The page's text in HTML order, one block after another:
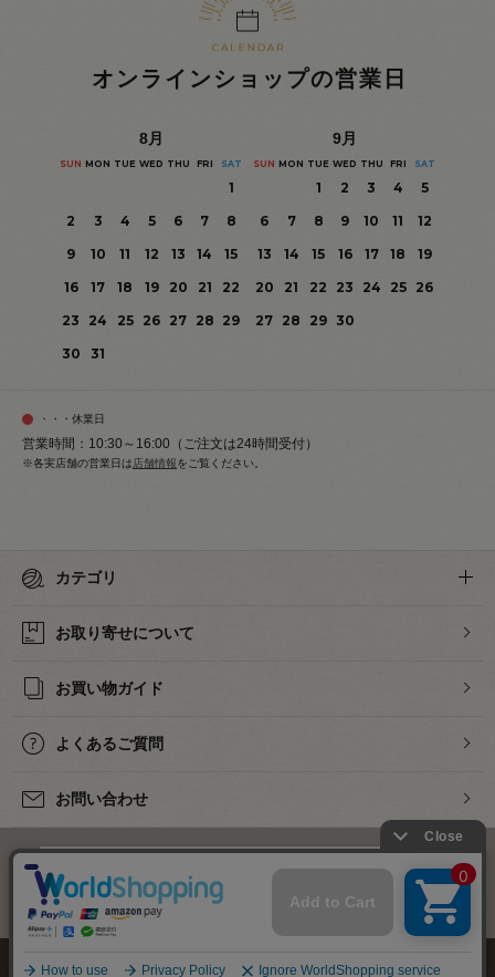
オンラインショップの営業日
8月
SUN MON TUE WED THU FRI SAT
1
2
3 4 5 6 7
8
9
10 11 12 13 14
15
16
17 18 19 20 21
22
23
24 25 26 27 28 29
30
31
9月
SUN MON TUE WED THU FRI SAT
1 2 3 4
5
6
7 8 9 10 11
12
13
14 15 16 17 18
19
20
21 22 23 24 25
26
27 28 29 30
・・・休業日
営業時間：10:30～16:00（ご注文は24時間受付）
※各実店舗の営業日は 店舗情報をご覧ください。
カテゴリ
お取り寄せについて
お買い物ガイド
よくあるご質問
お問い合わせ
下着・ランジェリーの専門店